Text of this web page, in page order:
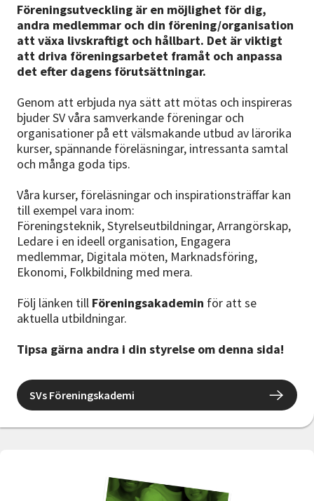
Föreningsutveckling är en möjlighet för dig,
andra medlemmar och din förening/organisation
att växa livskraftigt och hållbart. Det är viktigt
att driva föreningsarbetet framåt och anpassa
det efter dagens förutsättningar.
Genom att erbjuda nya sätt att mötas och inspireras
bjuder SV våra samverkande föreningar och
organisationer på ett välsmakande utbud av lärorika
kurser, spännande föreläsningar, intressanta samtal
och många goda tips.
Våra kurser, föreläsningar och inspirationsträffar kan
till exempel vara inom:
Föreningsteknik, Styrelseutbildningar, Arrangörskap,
Ledare i en ideell organisation, Engagera
medlemmar, Digitala möten, Marknadsföring,
Ekonomi, Folkbildning med mera.
Följ länken till Föreningsakademin för att se
aktuella utbildningar.
Tipsa gärna andra i din styrelse om denna sida!
SVs Föreningskademi